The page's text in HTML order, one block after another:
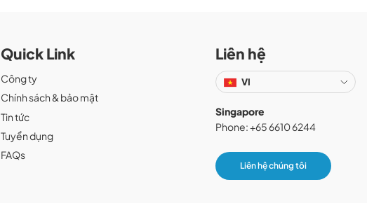
Quick Link
Công ty
Chính sách & bảo mật
Tin tức
Tuyển dụng
FAQs
Liên hệ
VI
Singapore
Phone: +65 6610 6244
Liên hệ chúng tôi